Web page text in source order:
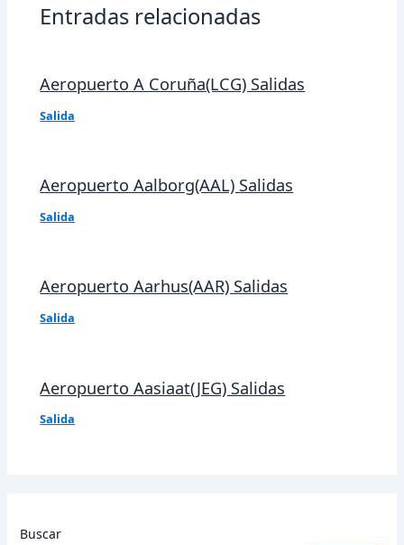
Entradas relacionadas
Aeropuerto A Coruña(LCG) Salidas
Salida
Aeropuerto Aalborg(AAL) Salidas
Salida
Aeropuerto Aarhus(AAR) Salidas
Salida
Aeropuerto Aasiaat(JEG) Salidas
Salida
Buscar